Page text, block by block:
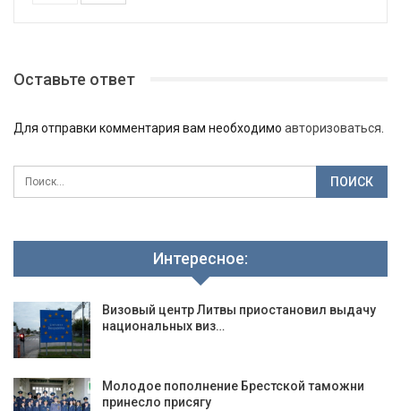
Оставьте ответ
Для отправки комментария вам необходимо авторизоваться
Интересное:
Визовый центр Литвы приостановил выдачу
национальных виз…
Молодое пополнение Брестской таможни
принесло присягу